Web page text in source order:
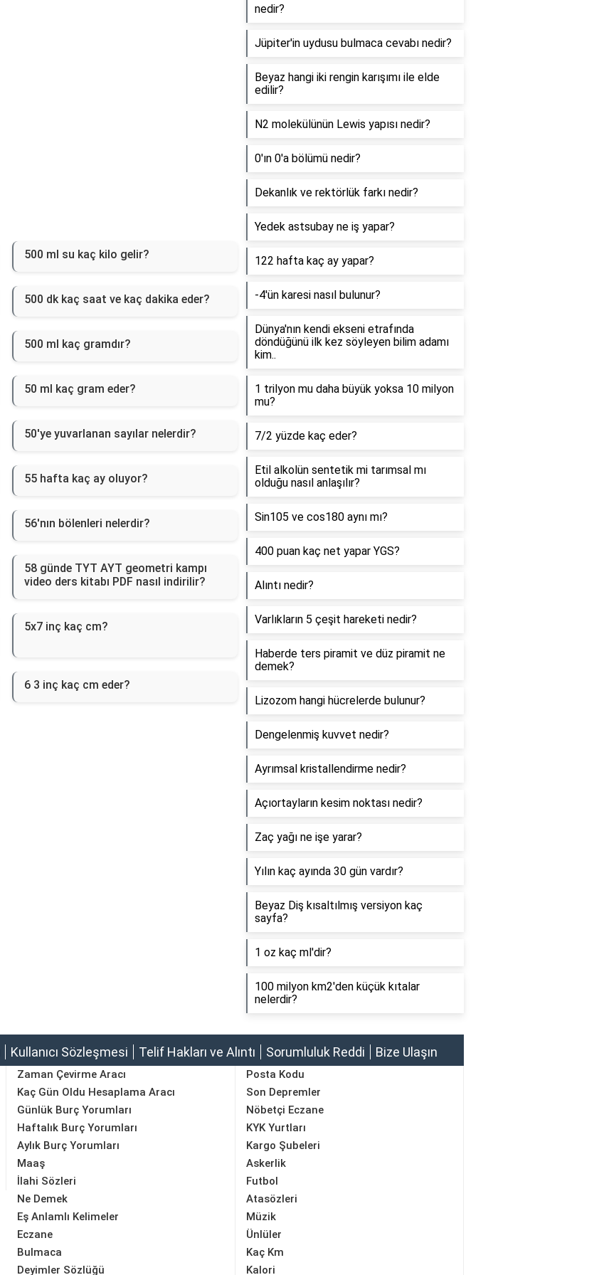
500 ml su kaç kilo gelir?
500 dk kaç saat ve kaç dakika eder?
500 ml kaç gramdır?
50 ml kaç gram eder?
50'ye yuvarlanan sayılar nelerdir?
55 hafta kaç ay oluyor?
56'nın bölenleri nelerdir?
58 günde TYT AYT geometri kampı
video ders kitabı PDF nasıl indirilir?
5x7 inç kaç cm?
6 3 inç kaç cm eder?
nedir?
Jüpiter'in uydusu bulmaca cevabı nedir?
Beyaz hangi iki rengin karışımı ile elde
edilir?
N2 molekülünün Lewis yapısı nedir?
0'ın 0'a bölümü nedir?
Dekanlık ve rektörlük farkı nedir?
Yedek astsubay ne iş yapar?
122 hafta kaç ay yapar?
-4'ün karesi nasıl bulunur?
Dünya'nın kendi ekseni etrafında
döndüğünü ilk kez söyleyen bilim adamı
kim..
1 trilyon mu daha büyük yoksa 10 milyon
mu?
7/2 yüzde kaç eder?
Etil alkolün sentetik mi tarımsal mı
olduğu nasıl anlaşılır?
Sin105 ve cos180 aynı mı?
400 puan kaç net yapar YGS?
Alıntı nedir?
Varlıkların 5 çeşit hareketi nedir?
Haberde ters piramit ve düz piramit ne
demek?
Lizozom hangi hücrelerde bulunur?
Dengelenmiş kuvvet nedir?
Ayrımsal kristallendirme nedir?
Açıortayların kesim noktası nedir?
Zaç yağı ne işe yarar?
Yılın kaç ayında 30 gün vardır?
Beyaz Diş kısaltılmış versiyon kaç
sayfa?
1 oz kaç ml'dir?
100 milyon km2'den küçük kıtalar
nelerdir?
Kullanıcı Sözleşmesi Telif Hakları ve Alıntı Sorumluluk Reddi Bize Ulaşın
Zaman Çevirme Aracı
Kaç Gün Oldu Hesaplama Aracı
Günlük Burç Yorumları
Haftalık Burç Yorumları
Aylık Burç Yorumları
Maaş
Posta Kodu
Son Depremler
Nöbetçi Eczane
KYK Yurtları
Kargo Şubeleri
Askerlik
İlahi Sözleri
Ne Demek
Eş Anlamlı Kelimeler
Eczane
Bulmaca
Deyimler Sözlüğü
Futbol
Atasözleri
Müzik
Ünlüler
Kaç Km
Kalori